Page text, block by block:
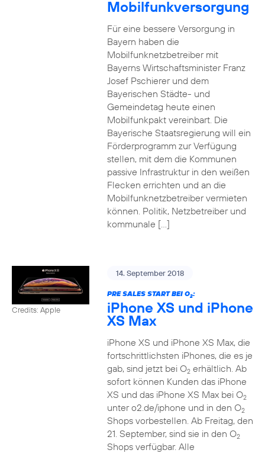
Mobilfunkversorgung
Für eine bessere Versorgung in
Bayern haben die
Mobilfunknetzbetreiber mit
Bayerns Wirtschaftsminister Franz
Josef Pschierer und dem
Bayerischen Städte- und
Gemeindetag heute einen
Mobilfunkpakt vereinbart. Die
Bayerische Staatsregierung will ein
Förderprogramm zur Verfügung
stellen, mit dem die Kommunen
passive Infrastruktur in den weißen
Flecken errichten und an die
Mobilfunknetzbetreiber vermieten
können. Politik, Netzbetreiber und
kommunale […]
Credits: Apple
14. September 2018
PRE SALES START BEI O2:
iPhone XS und iPhone
XS Max
iPhone XS und iPhone XS Max, die
fortschrittlichsten iPhones, die es je
gab, sind jetzt bei O2erhältlich. Ab
sofort können Kunden das iPhone
XS und das iPhone XS Max bei O2
unter o2.de/iphone und in den O2
Shops vorbestellen. Ab Freitag, den
21. September, sind sie in den O2
Shops verfügbar. Alle